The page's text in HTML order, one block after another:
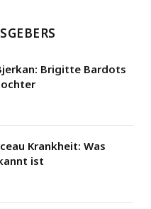
Brigitte Bardots
Krankheit: Was
ist